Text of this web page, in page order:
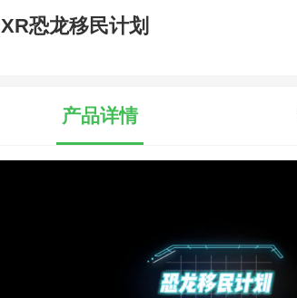
XR恐龙移民计划
产品详情